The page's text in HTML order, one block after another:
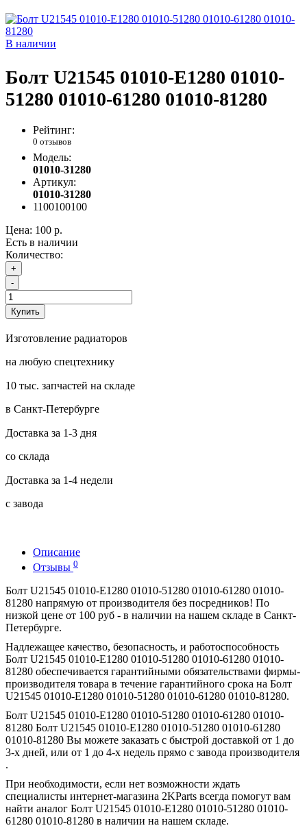
В наличии
Болт U21545 01010-E1280 01010-
51280 01010-61280 01010-81280
Рейтинг:
0 отзывов
Модель:
01010-31280
Артикул:
01010-31280
1100100100
Цена: 100 р.
Есть в наличии
Количество:
+
-
Купить
Изготовление радиаторов
на любую спецтехнику
10 тыс. запчастей на складе
в Санкт-Петербурге
Доставка за 1-3 дня
со склада
Доставка за 1-4 недели
с завода
Описание
Отзывы 0
Болт U21545 01010-E1280 01010-51280 01010-61280 01010-
81280 напрямую от производителя без посредников! По
низкой цене от 100 руб - в наличии на нашем складе в Санкт-
Петербурге.
Надлежащее качество, безопасность, и работоспособность
Болт U21545 01010-E1280 01010-51280 01010-61280 01010-
81280 обеспечивается гарантийными обязательствами фирмы-
производителя товара в течение гарантийного срока на Болт
U21545 01010-E1280 01010-51280 01010-61280 01010-81280.
Болт U21545 01010-E1280 01010-51280 01010-61280 01010-
81280 Болт U21545 01010-E1280 01010-51280 01010-61280
01010-81280 Вы можете заказать с быстрой доставкой от 1 до
3-х дней, или от 1 до 4-х недель прямо с завода производителя
.
При необходимости, если нет возможности ждать
специалисты интернет-магазина 2KParts всегда помогут вам
найти аналог Болт U21545 01010-E1280 01010-51280 01010-
61280 01010-81280 в наличии на нашем складе.